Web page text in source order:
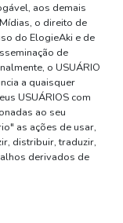
aos demais
o direito de
do ElogieAki e de
de
o USUÁRIO
a quaisquer
USUÁRIOS com
ao seu
as ações de usar,
distribuir, traduzir,
derivados de